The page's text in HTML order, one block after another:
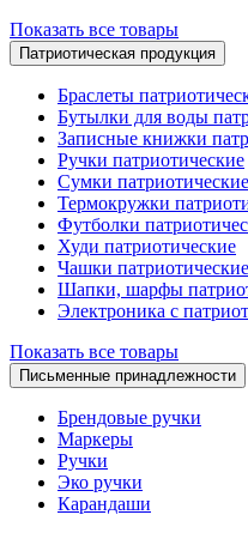
Показать все товары
Патриотическая продукция
Браслеты
Бутылки для воды
Записные книжки
Ручки патриотические
Сумки патриотические
Термокружки
Футболки
Худи патриотические
Чашки патриотические
Шапки, шарфы
Электроника с
Показать все товары
Письменные принадлежности
Брендовые ручки
Маркеры
Ручки
Эко ручки
Карандаши